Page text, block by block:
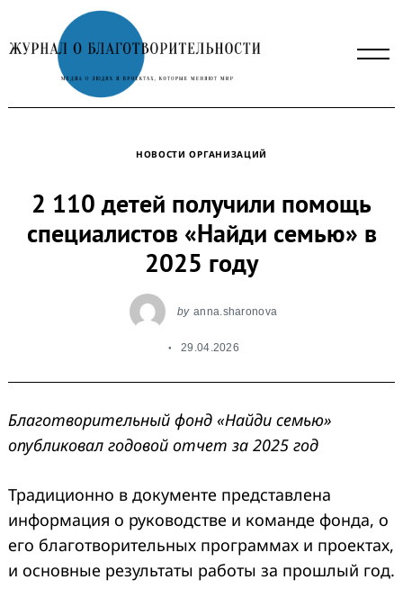
to
content
НОВОСТИ ОРГАНИЗАЦИЙ
2 110 детей получили помощь
специалистов «Найди семью» в
2025 году
by anna.sharonova
29.04.2026
Благотворительный фонд «Найди семью»
опубликовал годовой отчет за 2025 год
Традиционно в документе представлена
информация о руководстве и команде фонда, о
его благотворительных программах и проектах,
и основные результаты работы за прошлый год.